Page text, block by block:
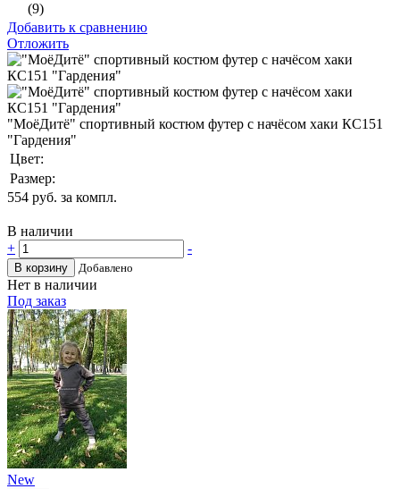
(9)
Добавить к сравнению
Отложить
"МоёДитё" спортивный костюм футер с начёсом хаки КС151
"Гардения"
Цвет:
Размер:
554 руб. за компл.
В наличии
+
-
В корзину Добавлено
Нет в наличии
Под заказ
New